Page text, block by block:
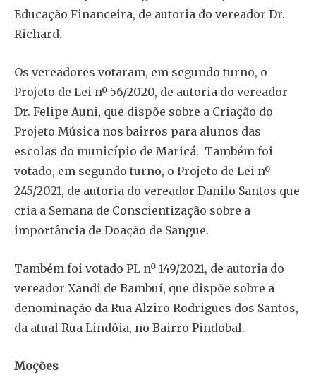
Educação Financeira, de autoria do vereador Dr.
Richard.
Os vereadores votaram, em segundo turno, o
Projeto de Lei nº 56/2020, de autoria do vereador
Dr. Felipe Auni, que dispõe sobre a Criação do
Projeto Música nos bairros para alunos das
escolas do município de Maricá. Também foi
votado, em segundo turno, o Projeto de Lei nº
245/2021, de autoria do vereador Danilo Santos que
cria a Semana de Conscientização sobre a
importância de Doação de Sangue.
Também foi votado PL nº 149/2021, de autoria do
vereador Xandi de Bambuí, que dispõe sobre a
denominação da Rua Alziro Rodrigues dos Santos,
da atual Rua Lindóia, no Bairro Pindobal.
Moções